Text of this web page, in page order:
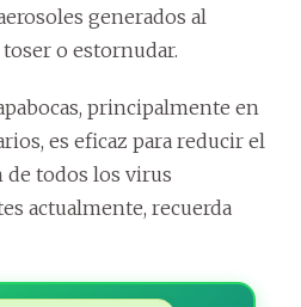
generados al
o estornudar.
principalmente en
es eficaz para reducir el
todos los virus
actualmente, recuerda